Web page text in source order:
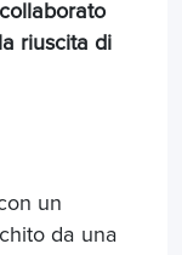
riuscita di
un
da una